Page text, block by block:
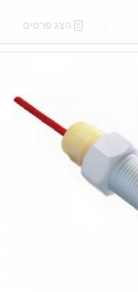
הצג פרטים